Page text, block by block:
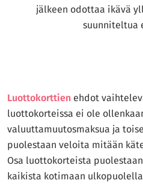
jälkeen odottaa ikävä
suunniteltua
Luottokorttien ehdot
luottokorteissa ei ole
valuuttamuutosmaksua ja
puolestaan veloita mitään
Osa luottokorteista
kaikista kotimaan